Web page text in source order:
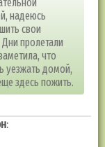
надеюсь
свои
пролетали
что
уезжать домой,
здесь пожить.
: